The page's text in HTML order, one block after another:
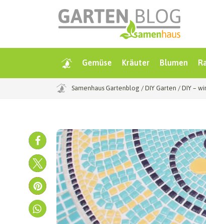
Gemüse Kräuter Blumen
Samenhaus Gartenblog / DIY Garten / DIY –